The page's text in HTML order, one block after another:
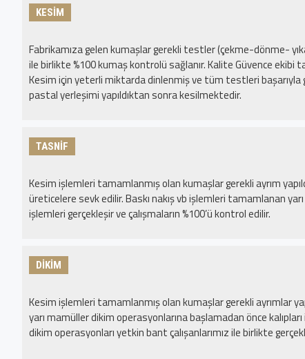
KESİM
Fabrikamıza gelen kumaşlar gerekli testler (çekme-dönme-
ile birlikte %100 kumaş kontrolü sağlanır. Kalite Güvence
Kesim için yeterli miktarda dinlenmiş ve tüm testleri başarıyla
pastal yerleşimi yapıldıktan sonra kesilmektedir.
TASNİF
Kesim işlemleri tamamlanmış olan kumaşlar gerekli ayrım
üreticelere sevk edilir. Baskı nakış vb işlemleri tamamlanan
işlemleri gerçekleşir ve çalışmaların %100’ü kontrol edilir.
DİKİM
Kesim işlemleri tamamlanmış olan kumaşlar gerekli ayrımlar
yarı mamüller dikim operasyonlarına başlamadan önce
dikim operasyonları yetkin bant çalışanlarımız ile birlikte